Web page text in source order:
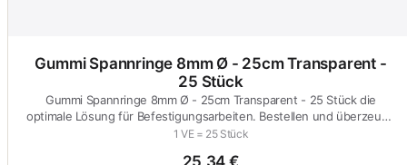
Gummi Spannringe 8mm Ø - 25cm Transparent -
25 Stück
Gummi Spannringe 8mm Ø - 25cm Transparent - 25 Stück die
optimale Lösung für Befestigungsarbeiten. Bestellen und überzeuge
dich!
1 VE = 25 Stück
25,34 €